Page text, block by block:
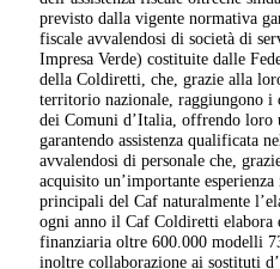
previsto dalla vigente normativa
fiscale avvalendosi di società di
Impresa Verde) costituite dalle
della Coldiretti, che, grazie alla
territorio nazionale, raggiungono
dei Comuni d’Italia, offrendo loro
garantendo assistenza qualificata
avvalendosi di personale che,
acquisito un’importante
principali del Caf naturalmente
ogni anno il Caf Coldiretti elabora
finanziaria oltre 600.000 modelli
inoltre collaborazione ai sostituti